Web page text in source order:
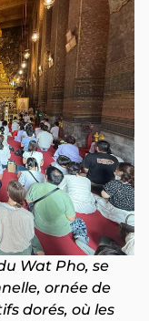
Wat Pho, se
ornée de
dorés, où les